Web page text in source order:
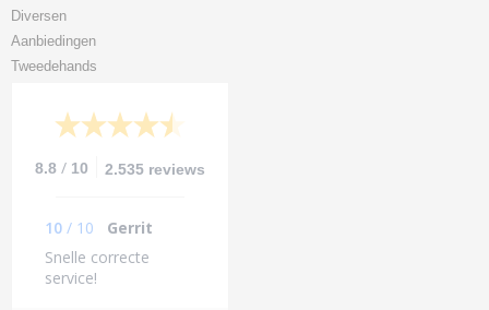
Diversen
Aanbiedingen
Tweedehands
8.8 / 10 2.535 reviews
10 / 10
Gerrit
Snelle correcte
service!